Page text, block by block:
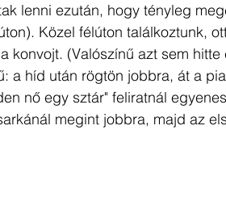
lenni ezután, hogy tényleg
Közel félúton találkoztunk,
konvojt. (Valószínű azt sem hitte
a híd után rögtön jobbra, át a
nő egy sztár" feliratnál
megint jobbra, majd az